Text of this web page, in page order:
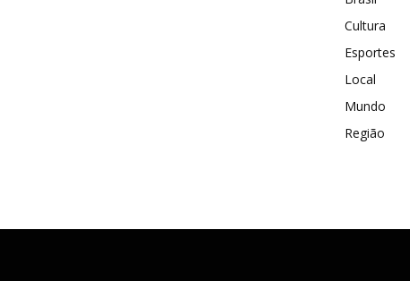
Cultura
Esportes
Local
Mundo
Região